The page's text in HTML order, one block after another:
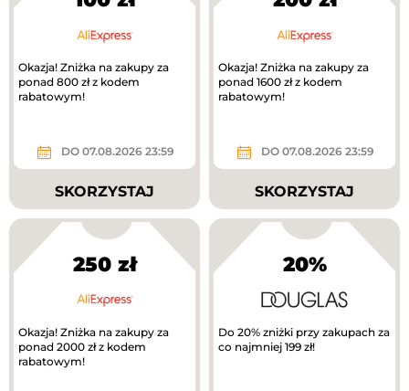
Okazja! Zniżka na zakupy za
ponad 800 zł z kodem
rabatowym!
DO 07.08.2026 23:59
SKORZYSTAJ
Okazja! Zniżka na zakupy za
ponad 1600 zł z kodem
rabatowym!
DO 07.08.2026 23:59
SKORZYSTAJ
250 zł
Okazja! Zniżka na zakupy za
ponad 2000 zł z kodem
rabatowym!
20%
Do 20% zniżki przy zakupach za
co najmniej 199 zł!